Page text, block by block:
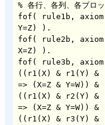
% 各行、各列、各ブロ
fof( rule1b,
Y=Z) ).
fof( rule2b,
X=Z) ).
fof( rule3b,
((r1(X) & r1(Y) &
=> (X=Z & Y=W)) &
((r1(X) & r2(Y) &
=> (X=Z & Y=W)) &
((r1(X) & r3(Y) &